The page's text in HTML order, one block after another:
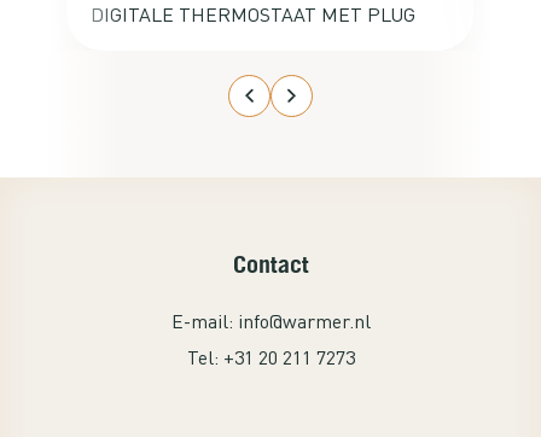
DIGITALE THERMOSTAAT MET PLUG
zolder. De aansluiting ervan was
kinderlijk eenvoudig en het werkte
set kopen voor de studeerkamer van
Contact
E-mail: info@warmer.nl
Tel: +31 20 211 7273